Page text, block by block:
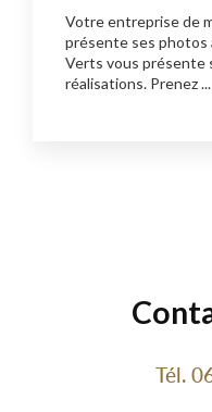
Votre entreprise de
présente ses photos
Verts vous présente
réalisations. Prenez ...
Tél.